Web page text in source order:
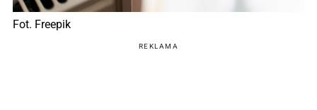
Fot. Freepik
REKLAMA